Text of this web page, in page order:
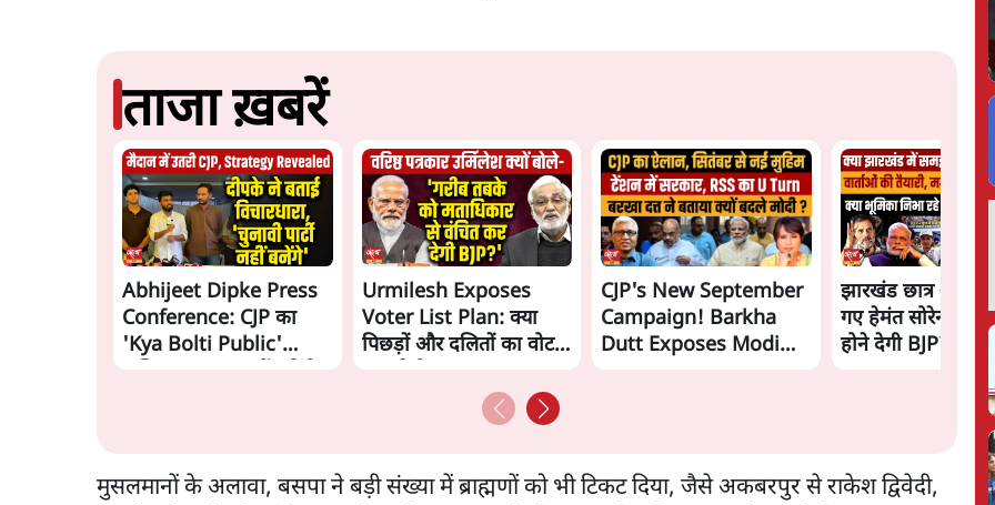
ताजा ख़बरें
Abhijeet Dipke Press
Conference: CJP का
'Kya Bolti Public'
Urmilesh Exposes
Voter List Plan: क्या
पिछड़ों और दलितों का वोट
CJP's New September
Campaign! Barkha
Dutt Exposes Modi
झारखंड छात्र
गए हेमंत सोरेन,
होने देगी BJP?
मुसलमानों के अलावा, बसपा ने बड़ी संख्या में ब्राह्मणों को भी टिकट दिया, जैसे अकबरपुर से राकेश द्विवेदी,